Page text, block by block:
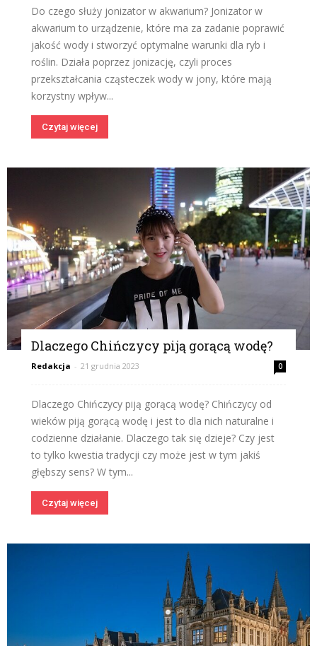
Do czego służy jonizator w akwarium? Jonizator w
akwarium to urządzenie, które ma za zadanie poprawić
jakość wody i stworzyć optymalne warunki dla ryb i
roślin. Działa poprzez jonizację, czyli proces
przekształcania cząsteczek wody w jony, które mają
korzystny wpływ...
Czytaj więcej
Dlaczego Chińczycy piją gorącą wodę?
Redakcja - 21 grudnia 2023 0
Dlaczego Chińczycy piją gorącą wodę? Chińczycy od
wieków piją gorącą wodę i jest to dla nich naturalne i
codzienne działanie. Dlaczego tak się dzieje? Czy jest
to tylko kwestia tradycji czy może jest w tym jakiś
głębszy sens? W tym...
Czytaj więcej